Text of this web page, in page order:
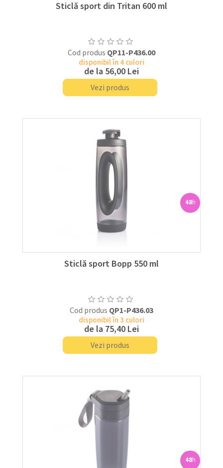
Sticlă sport din Tritan 600 ml
Cod produs QP11-P436.00
disponibil în 4 culori
de la 56,00 Lei
Vezi produs
48h
Sticlă sport Bopp 550 ml
Cod produs QP1-P436.03
disponibil în 3 culori
de la 75,40 Lei
Vezi produs
48h